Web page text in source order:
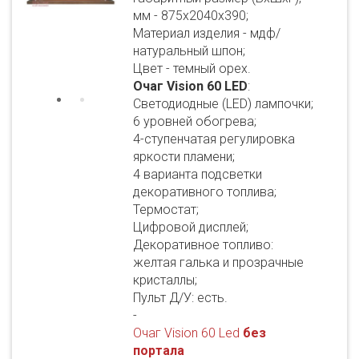
мм - 875х2040х390;
Материал изделия - мдф/
натуральный шпон;
Цвет - темный орех.
Очаг Vision 60 LED:
Светодиодные (LED) лампочки;
6 уровней обогрева;
4-ступенчатая регулировка
яркости пламени;
4 варианта подсветки
декоративного топлива;
Термостат;
Цифровой дисплей;
Декоративное топливо:
желтая галька и прозрачные
кристаллы;
Пульт Д/У: есть.
-
Очаг Vision 60 Led без
портала